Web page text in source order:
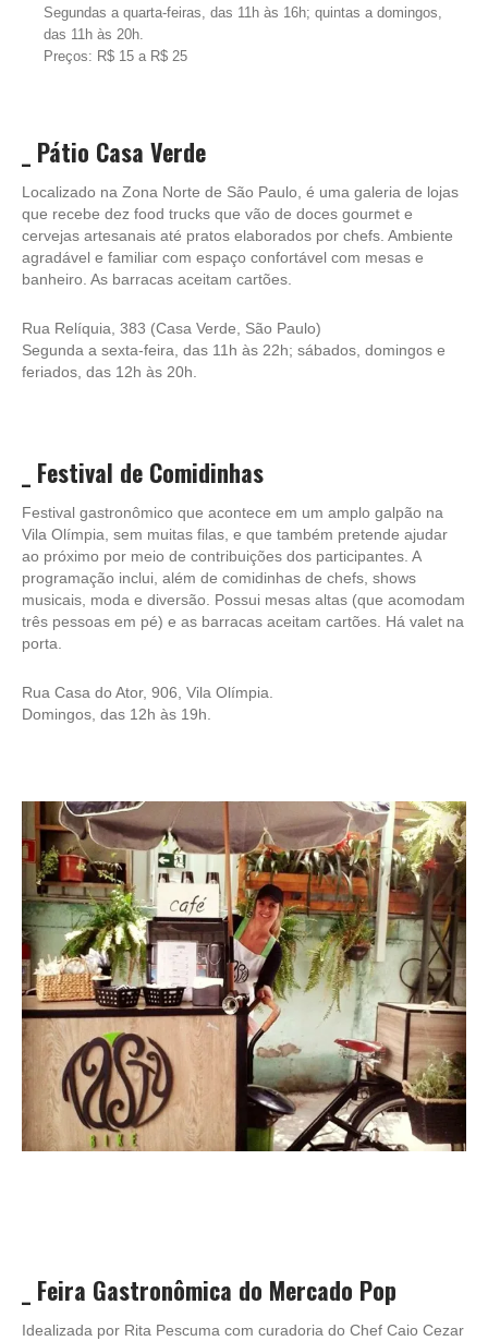
Segundas a quarta-feiras, das 11h às 16h; quintas a domingos,
das 11h às 20h.
Preços: R$ 15 a R$ 25
Pátio Casa Verde
Localizado na Zona Norte de São Paulo, é uma galeria de lojas
que recebe dez food trucks que vão de doces gourmet e
cervejas artesanais até pratos elaborados por chefs. Ambiente
agradável e familiar com espaço confortável com mesas e
banheiro. As barracas aceitam cartões.
Rua Relíquia, 383 (Casa Verde, São Paulo)
Segunda a sexta-feira, das 11h às 22h; sábados, domingos e
feriados, das 12h às 20h.
Festival de Comidinhas
Festival gastronômico que acontece em um amplo galpão na
Vila Olímpia, sem muitas filas, e que também pretende ajudar
ao próximo por meio de contribuições dos participantes. A
programação inclui, além de comidinhas de chefs, shows
musicais, moda e diversão. Possui mesas altas (que acomodam
três pessoas em pé) e as barracas aceitam cartões. Há valet na
porta.
Rua Casa do Ator, 906, Vila Olímpia.
Domingos, das 12h às 19h.
Feira Gastronômica do Mercado Pop
Idealizada por Rita Pescuma com curadoria do Chef Caio Cezar